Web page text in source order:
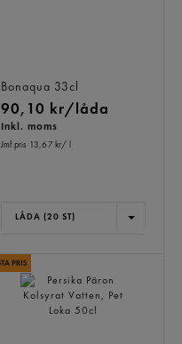
Bonaqua 33cl
90,10 kr/låda
Inkl. moms
Jmf.pris 13,67 kr/ l
LÅDA (20 ST)